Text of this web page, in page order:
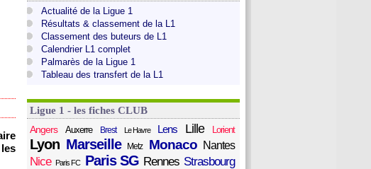
Actualité de la Ligue 1
Résultats & classement de la L1
Classement des buteurs de L1
Calendrier L1 complet
Palmarès de la Ligue 1
Tableau des transfert de la L1
Ligue 1 - les fiches CLUB
Angers
Auxerre Brest Le Havre Lens Lille Lorient
Lyon Marseille Metz Monaco Nantes
Nice Paris FC Paris SG Rennes Strasbourg